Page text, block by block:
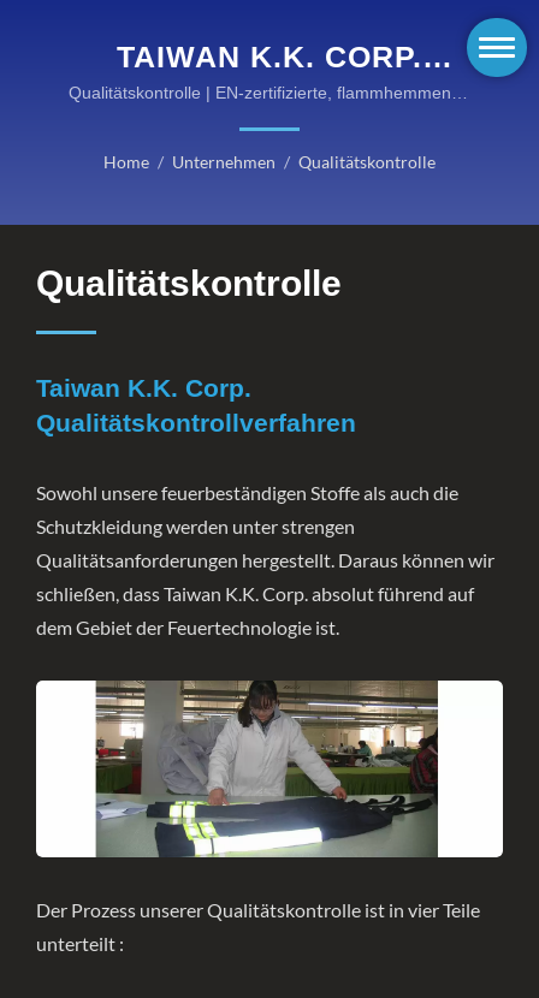
TAIWAN K.K. CORP.
| HOCHLEISTUNGS-
AUSRÜSTUNG VON
KANOX®: ENTDECKEN
Qualitätskontrolle | EN-zertifizierte, flammhemmende
Home / Unternehmen / Qualitätskontrolle
Qualitätskontrolle
Taiwan K.K. Corp.
Qualitätskontrollverfahren
Sowohl unsere feuerbeständigen Stoffe als auch die
Schutzkleidung werden unter strengen
Qualitätsanforderungen hergestellt. Daraus können wir
schließen, dass Taiwan K.K. Corp. absolut führend auf
dem Gebiet der Feuertechnologie ist.
Der Prozess unserer Qualitätskontrolle ist in vier Teile
unterteilt :